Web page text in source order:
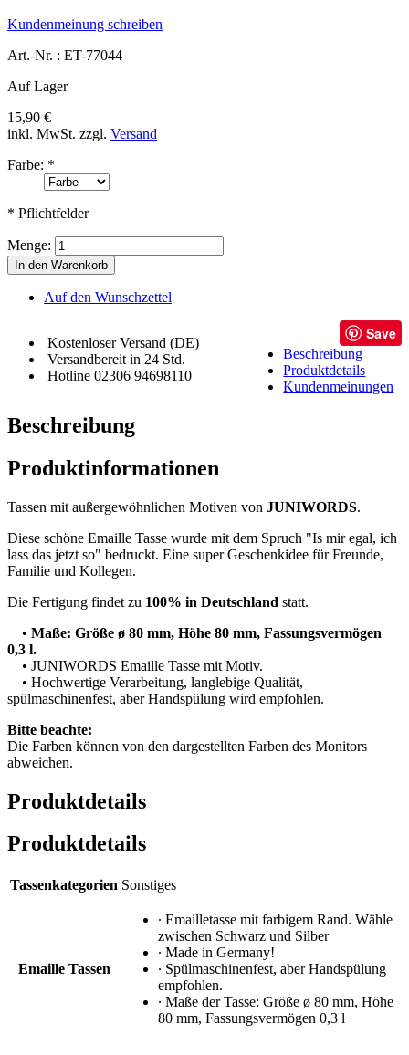
Kundenmeinung schreiben
Art.-Nr. : ET-77044
Auf Lager
15,90 €
inkl. MwSt. zzgl. Versand
Farbe: *
* Pflichtfelder
Menge:
In den Warenkorb
Auf den Wunschzettel
Kostenloser Versand (DE)
Versandbereit in 24 Std.
Hotline 02306 94698110
Save
Beschreibung
Produktdetails
Kundenmeinungen
Beschreibung
Produktinformationen
Tassen mit außergewöhnlichen Motiven von JUNIWORDS.
Diese schöne Emaille Tasse wurde mit dem Spruch "Is mir egal, ich
lass das jetzt so" bedruckt. Eine super Geschenkidee für Freunde,
Familie und Kollegen.
Die Fertigung findet zu 100% in Deutschland statt.
• Maße: Größe ø 80 mm, Höhe 80 mm, Fassungsvermögen
0,3 l.
• JUNIWORDS Emaille Tasse mit Motiv.
• Hochwertige Verarbeitung, langlebige Qualität,
spülmaschinenfest, aber Handspülung wird empfohlen.
Bitte beachte:
Die Farben können von den dargestellten Farben des Monitors
abweichen.
Produktdetails
Produktdetails
Tassenkategorien Sonstiges
Emaille Tassen
∙ Emailletasse mit farbigem Rand. Wähle
zwischen Schwarz und Silber
∙ Made in Germany!
∙ Spülmaschinenfest, aber Handspülung
empfohlen.
∙ Maße der Tasse: Größe ø 80 mm, Höhe
80 mm, Fassungsvermögen 0,3 l